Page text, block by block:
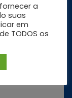
a
suas
em
TODOS os